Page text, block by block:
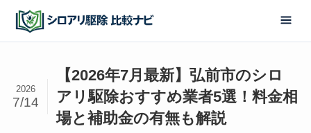
【2026年7月最新】弘前市のシロ
アリ駆除おすすめ業者5選！料金相
場と補助金の有無も解説
2026
7/14